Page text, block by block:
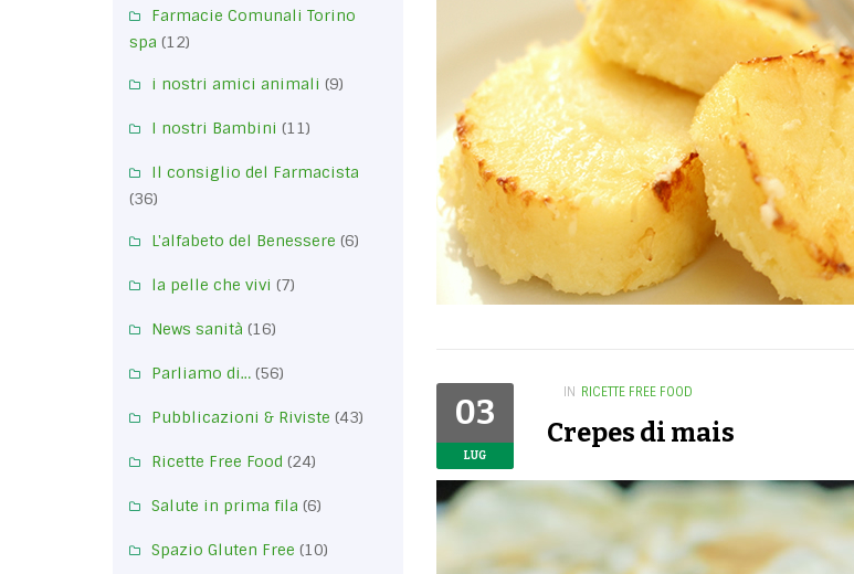
Farmacie Comunali Torino
spa (12)
i nostri amici animali (9)
I nostri Bambini (11)
Il consiglio del Farmacista
(36)
L'alfabeto del Benessere (6)
la pelle che vivi (7)
News sanità (16)
Parliamo di… (56)
Pubblicazioni & Riviste (43)
Ricette Free Food (24)
Salute in prima fila (6)
Spazio Gluten Free (10)
03
LUG
IN RICETTE FREE FOOD
Crepes di mais